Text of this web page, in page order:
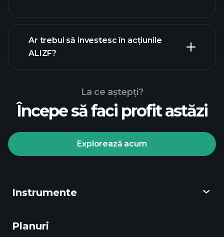
rapoartele financiare
Turneele
recomandat
Ar trebui să investesc în acțiunile
ALIZF?
La ce aștepți?
Începe să faci profit astăzi
Explorează acum
Instrumente
Descoperă
Planuri